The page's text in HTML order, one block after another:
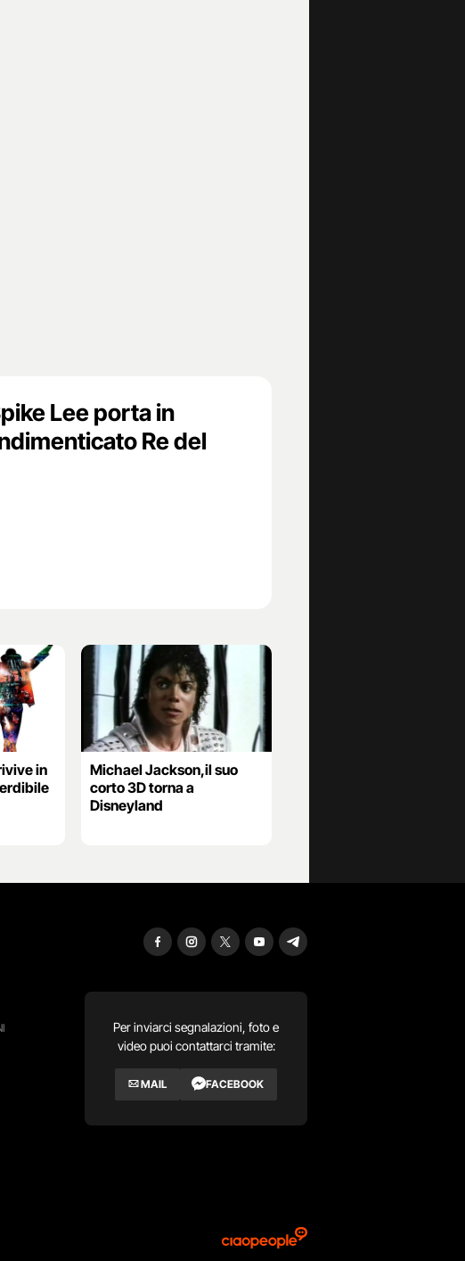
Lee porta in
Re del
in
Michael Jackson,il suo
corto 3D torna a
Disneyland
Per inviarci segnalazioni, foto e
video puoi contattarci tramite:
MAIL FACEBOOK